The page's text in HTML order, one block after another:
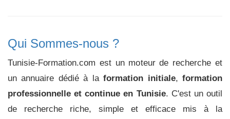
Qui Sommes-nous ?
Tunisie-Formation.com est un moteur de recherche et
un annuaire dédié à laformation initiale,formation
professionnelle et continue en Tunisie. C'est un outil
de recherche riche, simple et efficace mis à la